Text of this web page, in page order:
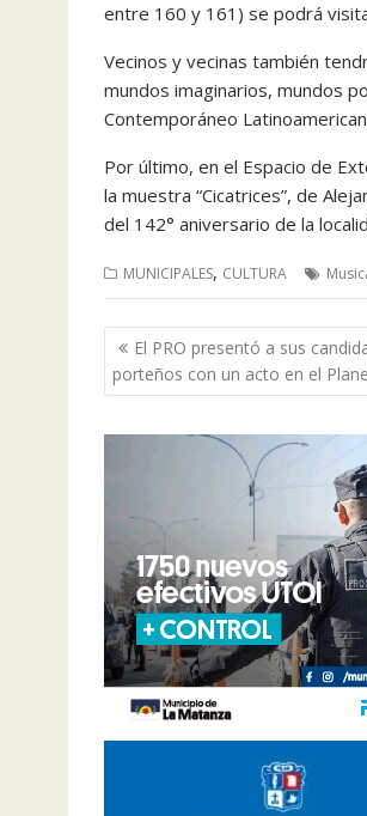
entre 160 y 161) se podrá
Vecinos y vecinas también
mundos imaginarios, mundos
Contemporáneo
Por último, en el Espacio de
la muestra “Cicatrices”, de
del 142° aniversario de la
MUNICIPALES, CULTURA
Navegación
de
entradas
El PRO presentó a sus
porteños con un acto en el